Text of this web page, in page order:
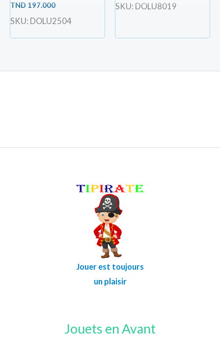
TND 197.000
SKU: DOLU2504
SKU: DOLU8019
Jouer est toujours
un plaisir
Jouets en Avant